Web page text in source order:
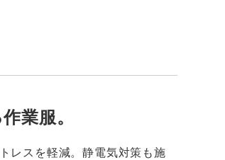
業服。
レスを軽減。静電気対策も施